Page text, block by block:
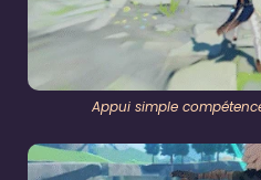
Appui simple